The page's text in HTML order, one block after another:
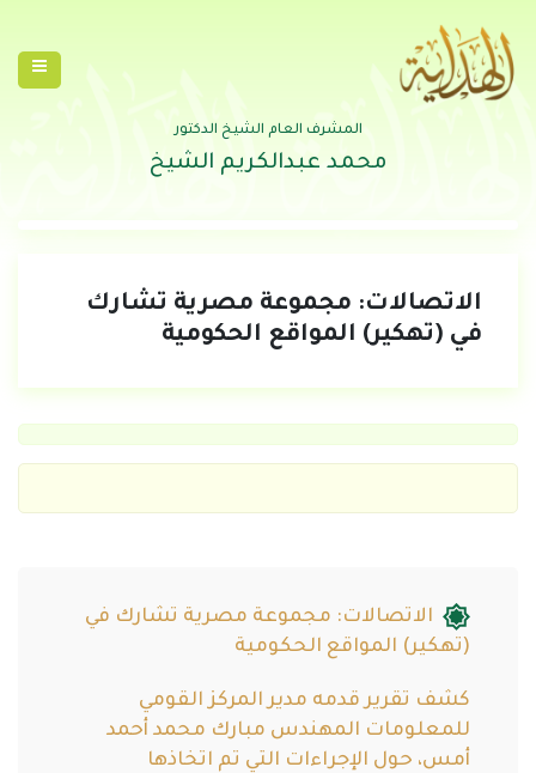
المشرف العام الشيخ الدكتور
محمد عبدالكريم الشيخ
الاتصالات: مجموعة مصرية تشارك
في (تهكير) المواقع الحكومية
الاتصالات: مجموعة مصرية تشارك في
(تهكير) المواقع الحكومية
كشف تقرير قدمه مدير المركز القومي
للمعلومات المهندس مبارك محمد أحمد
أمس، حول الإجراءات التي تم اتخاذها